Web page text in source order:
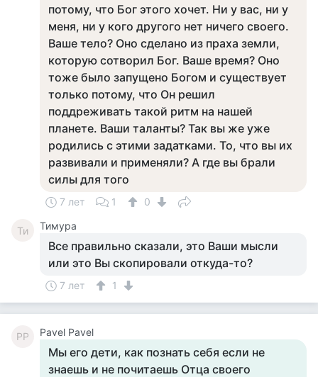
потому, что Бог этого хочет. Ни у вас, ни у
меня, ни у кого другого нет ничего своего.
Ваше тело? Оно сделано из праха земли,
которую сотворил Бог. Ваше время? Оно
тоже было запущено Богом и существует
только потому, что Он решил
поддреживать такой ритм на нашей
планете. Ваши таланты? Так вы же уже
родились с этими задатками. То, что вы их
развивали и применяли? А где вы брали
силы для того
7 лет 1 0
Ти Тимура
Все правильно сказали, это Ваши мысли
или это Вы скопировали откуда-то?
7 лет 1
PP Pavel Pavel
Мы его дети, как познать себя если не
знаешь и не почитаешь Отца своего